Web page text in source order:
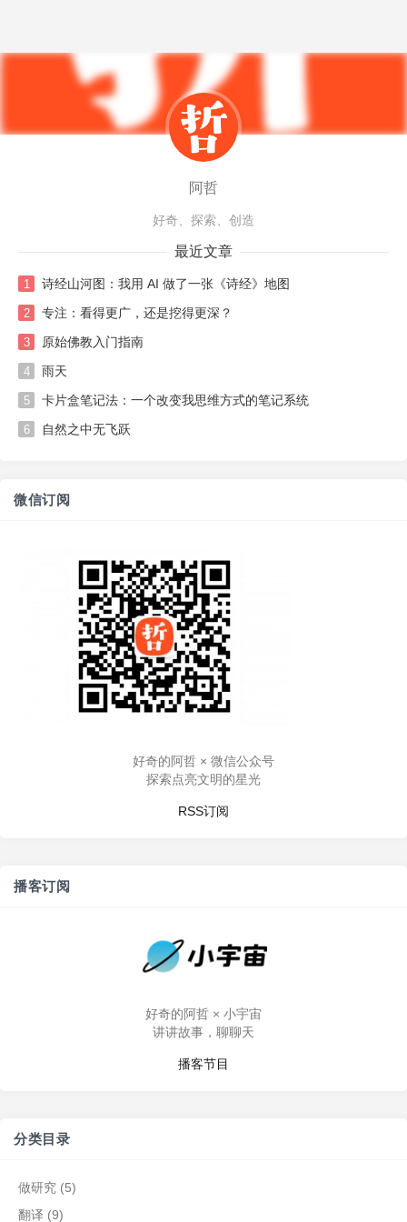
阿哲
好奇、探索、创造
最近文章
1 诗经山河图：我用 AI 做了一张《诗经》地图
2 专注：看得更广，还是挖得更深？
3 原始佛教入门指南
4 雨天
5 卡片盒笔记法：一个改变我思维方式的笔记系统
6 自然之中无飞跃
微信订阅
好奇的阿哲 × 微信公众号
探索点亮文明的星光
RSS订阅
播客订阅
好奇的阿哲 × 小宇宙
讲讲故事，聊聊天
播客节目
分类目录
做研究 (5)
翻译 (9)